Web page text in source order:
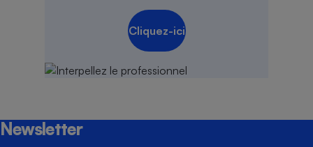
Cliquez-ici
Newsletter